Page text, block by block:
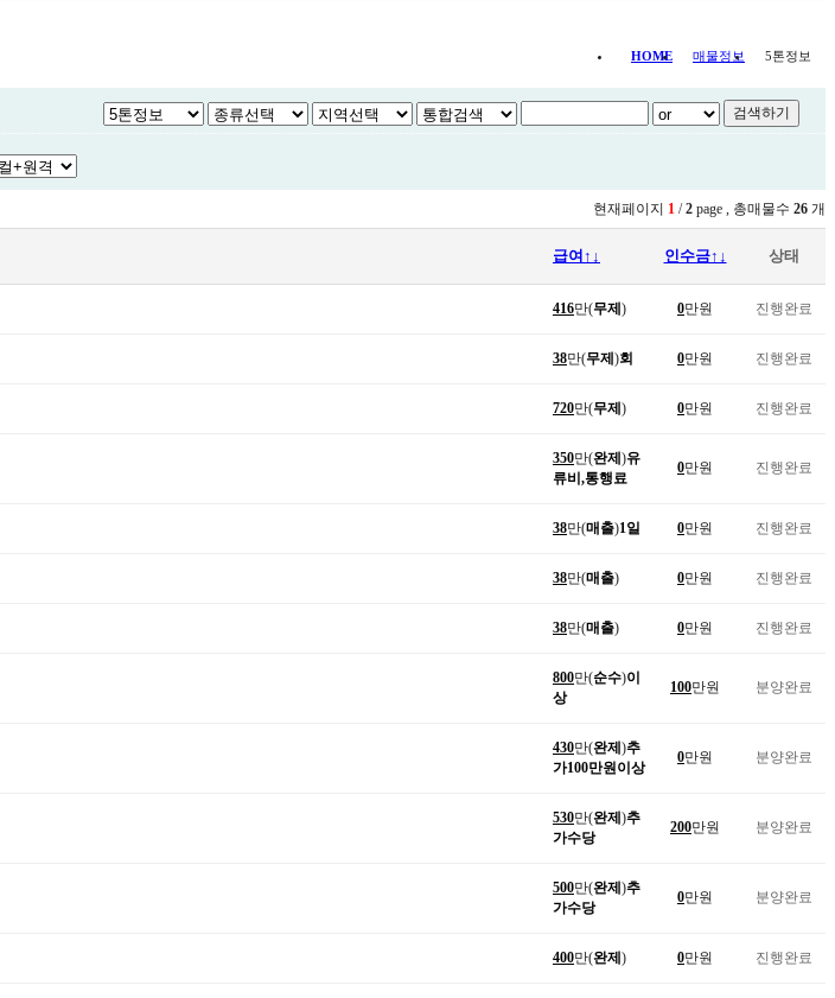
HOME 매물정보 5톤정보
현재페이지 1 /2 page , 총매물수 26 개
급여↑↓ 인수금↑↓ 상태
416만(무제 ) 0만원 진행완료
38만(무제 )회 0만원 진행완료
720만(무제 ) 0만원 진행완료
350만(완제 )유
류비,통행료
0만원 진행완료
38만(매출)1일 0만원 진행완료
38만(매출) 0만원 진행완료
38만(매출) 0만원 진행완료
800만(순수)이
상
100만원 분양완료
430만(완제 )추
가100만원이상
0만원 분양완료
530만(완제 )추
가수당
200만원 분양완료
500만(완제 )추
가수당
0만원 분양완료
400만(완제 ) 0만원 진행완료